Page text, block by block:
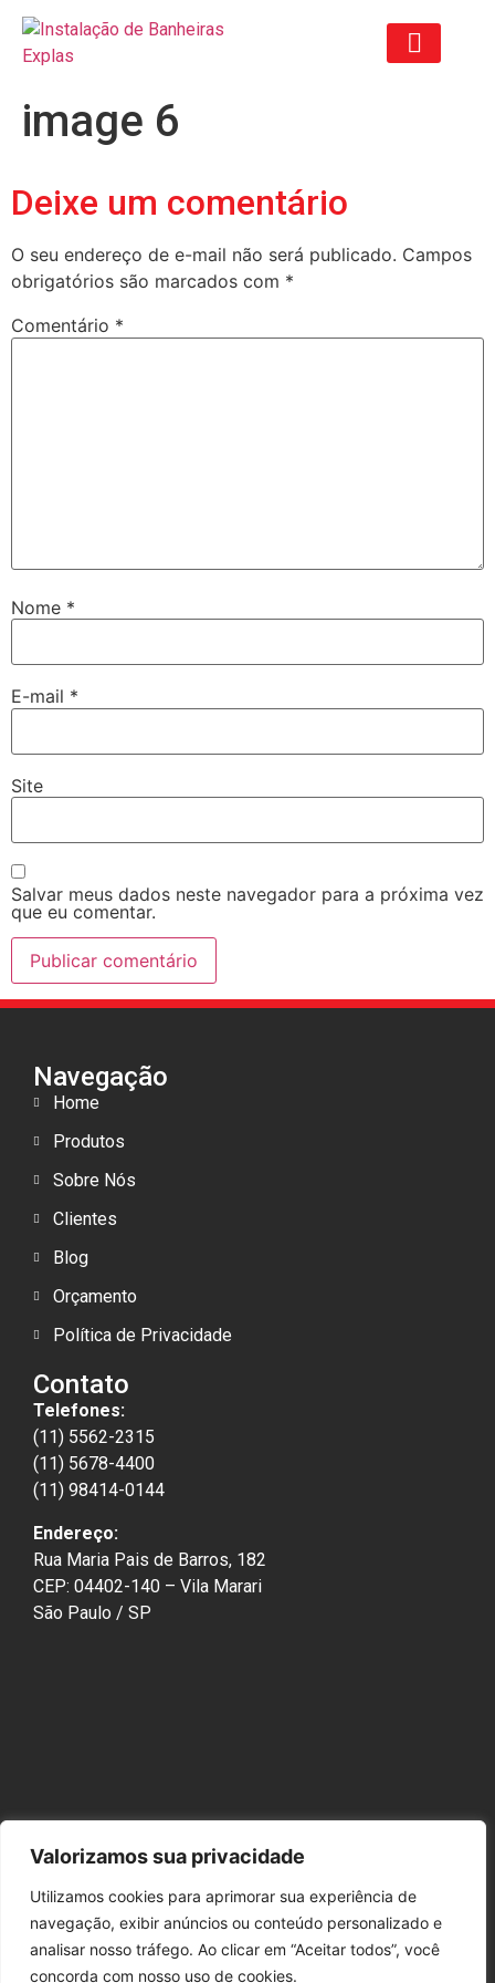
Valorizamos sua privacidade
Utilizamos cookies para aprimorar sua experiência de
navegação, exibir anúncios ou conteúdo personalizado e
analisar nosso tráfego. Ao clicar em “Aceitar todos”, você
concorda com nosso uso de cookies.
image 6
Deixe um comentário
O seu endereço de e-mail não será publicado. Campos
obrigatórios são marcados com *
Comentário *
Nome *
E-mail *
Site
Salvar meus dados neste navegador para a próxima vez
que eu comentar.
Navegação
Home
Produtos
Sobre Nós
Clientes
Blog
Orçamento
Política de Privacidade
Contato
Telefones:
(11) 5562-2315
(11) 5678-4400
(11) 98414-0144
Endereço:
Rua Maria Pais de Barros, 182
CEP: 04402-140 – Vila Marari
São Paulo / SP